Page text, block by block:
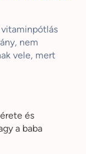
nem
vele, mert
és
a baba